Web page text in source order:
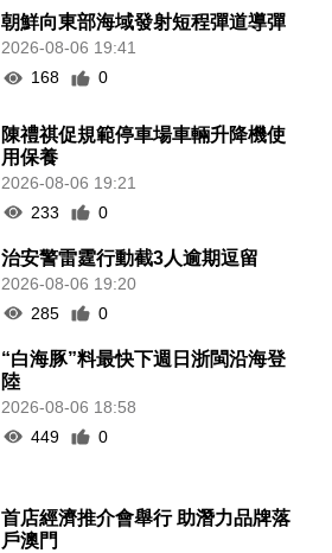
朝鮮向東部海域發射短程彈道導彈
2026-08-06 19:41
168
0
陳禮祺促規範停車場車輛升降機使
用保養
2026-08-06 19:21
233
0
治安警雷霆行動截3人逾期逗留
2026-08-06 19:20
285
0
“白海豚”料最快下週日浙閩沿海登
陸
2026-08-06 18:58
449
0
首店經濟推介會舉行 助潛力品牌落
戶澳門